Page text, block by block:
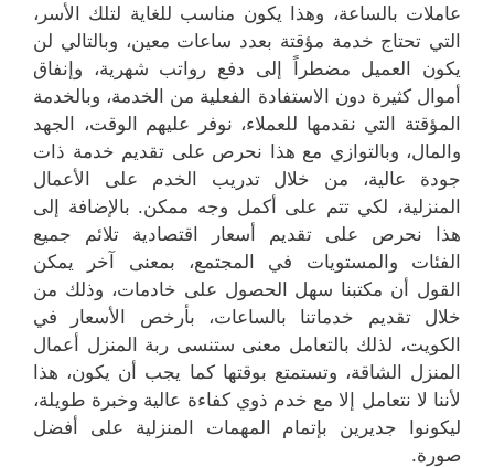
عاملات بالساعة، وهذا يكون مناسب للغاية لتلك الأسر،
التي تحتاج خدمة مؤقتة بعدد ساعات معين، وبالتالي لن
يكون العميل مضطراً إلى دفع رواتب شهرية، وإنفاق
أموال كثيرة دون الاستفادة الفعلية من الخدمة، وبالخدمة
المؤقتة التي نقدمها للعملاء، نوفر عليهم الوقت، الجهد
والمال، وبالتوازي مع هذا نحرص على تقديم خدمة ذات
جودة عالية، من خلال تدريب الخدم على الأعمال
المنزلية، لكي تتم على أكمل وجه ممكن. بالإضافة إلى
هذا نحرص على تقديم أسعار اقتصادية تلائم جميع
الفئات والمستويات في المجتمع، بمعنى آخر يمكن
القول أن مكتبنا سهل الحصول على خادمات، وذلك من
خلال تقديم خدماتنا بالساعات، بأرخص الأسعار في
الكويت، لذلك بالتعامل معنى ستنسى ربة المنزل أعمال
المنزل الشاقة، وتستمتع بوقتها كما يجب أن يكون، هذا
لأننا لا نتعامل إلا مع خدم ذوي كفاءة عالية وخبرة طويلة،
ليكونوا جديرين بإتمام المهمات المنزلية على أفضل
صورة.